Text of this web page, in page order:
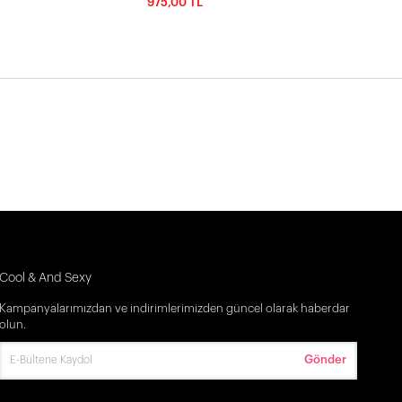
Cool & And Sexy
Kampanyalarımızdan ve indirimlerimizden güncel olarak haberdar
olun.
Gönder